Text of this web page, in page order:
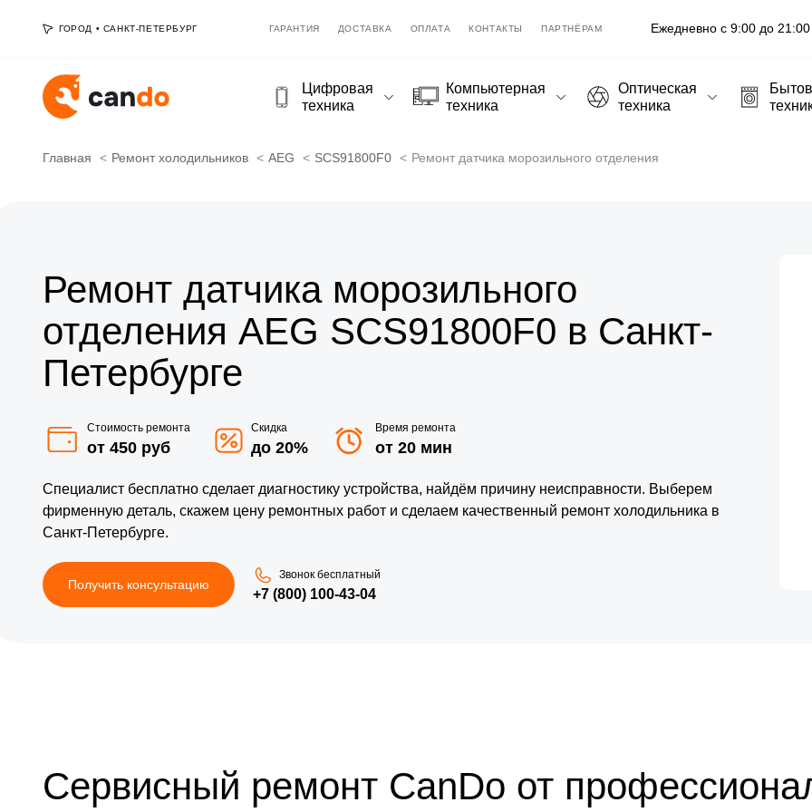
ГОРОД • САНКТ-ПЕТЕРБУРГ ГАРАНТИЯ ДОСТАВКА ОПЛАТА КОНТАКТЫ ПАРТНЁРАМ Ежедневно с 9:00 до 21:00
Цифровая
техника
Компьютерная
техника
Оптическая
техника
Главная Ремонт холодильников AEG SCS91800F0 Ремонт датчика морозильного отделения
Ремонт датчика морозильного
отделения AEG SCS91800F0 в Санкт-
Петербурге
Стоимость ремонта
от 450 руб
Скидка
до 20%
Время ремонта
от 20 мин
Специалист бесплатно сделает диагностику устройства, найдём причину неисправности. Выберем
фирменную деталь, скажем цену ремонтных работ и сделаем качественный ремонт холодильника в
Санкт-Петербурге.
Получить консультацию
Звонок бесплатный
+7 (800) 100-43-04
Сервисный ремонт CanDo от